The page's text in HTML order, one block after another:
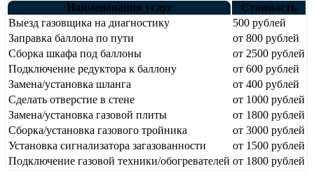
Наименования услуг
Стоимость
Выезд газовщика на диагностику
500 рублей
Заправка баллона по пути
от 800 рублей
Сборка шкафа под баллоны
от 2500 рублей
Подключение редуктора к баллону
от 600 рублей
Замена/установка шланга
от 400 рублей
Сделать отверстие в стене
от 1000 рублей
Замена/установка газовой плиты
от 1800 рублей
Сборка/установка газового тройника
от 3000 рублей
Установка сигнализатора загазованности
от 1500 рублей
Подключение газовой техники/обогревателей от 1800 рублей